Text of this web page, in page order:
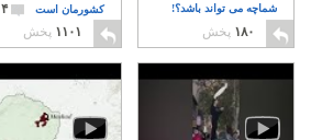
کشورمان است
۴
۱۱۰۱ پخش
شماچه می تواند باشد؟!
۸
۱۸۰ پخش